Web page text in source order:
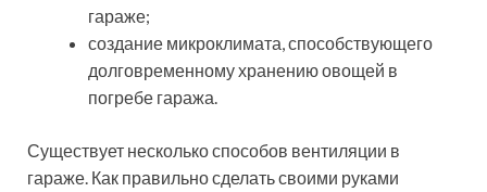
гараже;
создание микроклимата, способствующего
долговременному хранению овощей в
погребе гаража.
Существует несколько способов вентиляции в
гараже. Как правильно сделать своими руками